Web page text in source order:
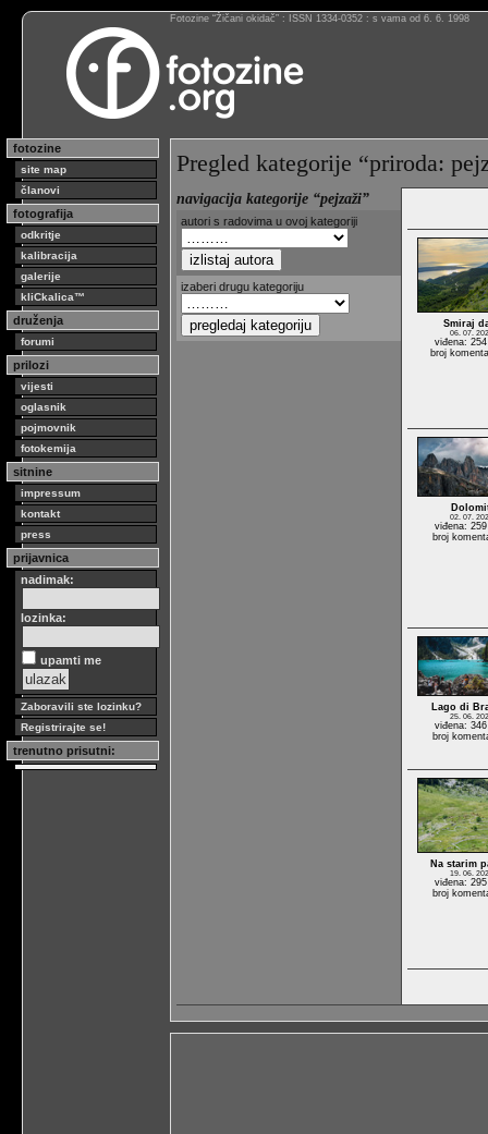
Fotozine “Žičani okidač” : ISSN 1334-0352 : s vama od 6. 6. 1998
fotozine
site map
članovi
fotografija
odkritje
kalibracija
galerije
kliCkalica™
druženja
forumi
prilozi
vijesti
oglasnik
pojmovnik
fotokemija
sitnine
impressum
kontakt
press
prijavnica
nadimak:
lozinka:
upamti me
Zaboravili ste lozinku?
Registrirajte se!
trenutno prisutni:
Pregled kategorije “priroda:
navigacija kategorije “pejzaži”
autori s radovima u ovoj kategoriji
izaberi drugu kategoriju
Smiraj
06. 07.
viđena:
broj
02. 07.
viđena:
broj
Lago di
25. 06.
viđena:
broj
Na starim
19. 06.
viđena:
broj